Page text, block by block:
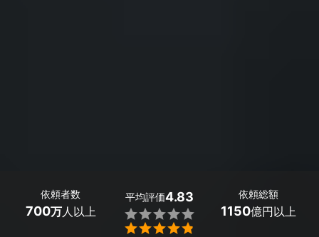
依頼者数
700万人以上
平均評価4.83


依頼総額
1150億円以上